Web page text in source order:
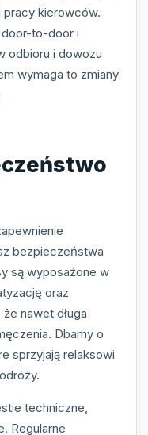
kierowców.
door-to-door i
odbioru i dowozu
wymaga to zmiany
bezpieczeństwa
są wyposażone w
oraz
nawet długa
Dbamy o
sprzyjają relaksowi
techniczne,
Regularne